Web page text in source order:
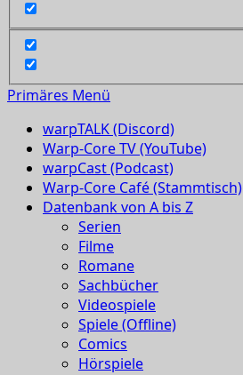
Primäres Menü
warpTALK (Discord)
Warp-Core TV (YouTube)
warpCast (Podcast)
Warp-Core Café (Stammtisch)
Datenbank von A bis Z
Serien
Filme
Romane
Sachbücher
Videospiele
Spiele (Offline)
Comics
Hörspiele